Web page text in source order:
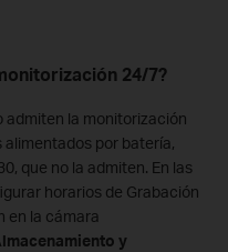
24/7?
admiten la monitorización
alimentados por batería,
que no la admiten. En las
horarios de Grabación
en la cámara
y